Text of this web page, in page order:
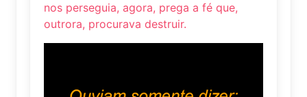
nos perseguia, agora, prega a fé que,
outrora, procurava destruir.